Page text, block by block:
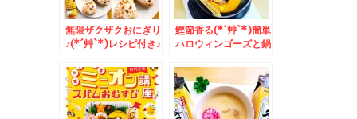
無限ザクザクおにぎり
♪(*´艸`*)レシピ付き♪
鰹節香る(*´艸`*)簡単
ハロウィンゴーズと鍋
`*)レシピ♪